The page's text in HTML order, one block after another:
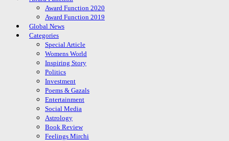
Award Function 2020
Award Function 2019
Global News
Categories
Special Article
Womens World
Inspiring Story
Politics
Investment
Poems & Gazals
Entertainment
Social Media
Astrology
Book Review
Feelings Mirchi